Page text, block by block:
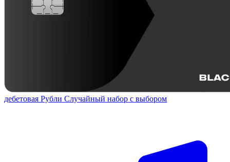
дебетовая Рубли Случайный набор с выбором